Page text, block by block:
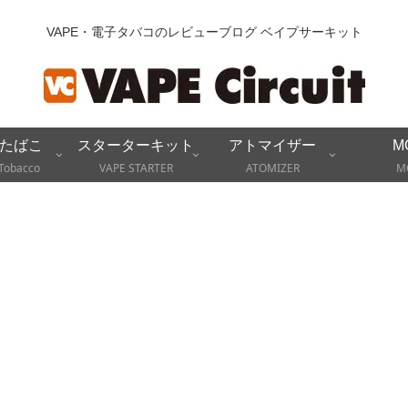
VAPE・電子タバコのレビューブログ ベイプサーキット
ばこ
スターターキット
VAPE STARTER
アトマイザー
ATOMIZER